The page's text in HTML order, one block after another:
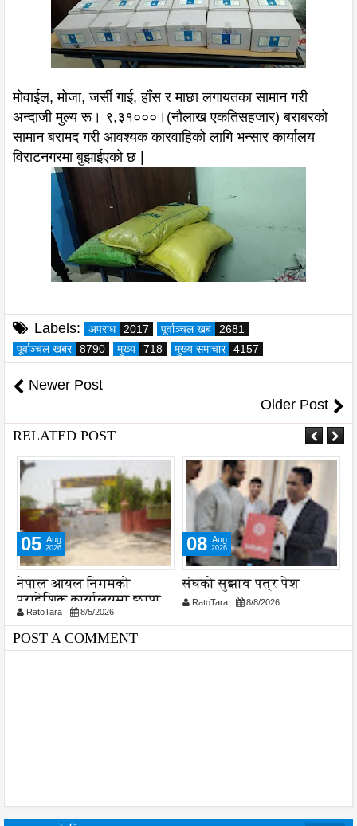
मोवाईल, मोजा, जर्सी गाई, हाँस र माछा लगायतका सामान गरी
अन्दाजी मुल्य रू। ९,३१०००।(नौलाख एकतिसहजार) बराबरको
सामान बरामद गरी आवश्यक कारवाहिको लागि भन्सार कार्यालय
विराटनगरमा बुझाईएको छ |
Labels: अपराध 2017 पूर्वाञ्चल खब
2681
पूर्वाञ्चल खबर
8790 मुख्य 718 मुख्य समाचार 4157
Newer Post
Older Post
RELATED POST
05 Aug
2026
नेपाल आयल निगमको
प्रादेशिक कार्यालयमा छापा
RatoTara 8/5/2026
08 Aug
2026
संघको सुझाव पत्र पेश
RatoTara 8/8/2026
POST A COMMENT